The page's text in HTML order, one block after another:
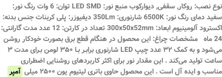
نوع نصب: روکار, سقفی, دیوارکوب منبع نور: LED SMD توان: 6 وات رنگ نور:
سفید دمای رنگ نور: 6500K شارنوری: 350Lm دیفیوزر: پلی کربنات جنس بدنه:
اکسترود آلومینیوم ابعاد: 300x50x52mm تعداد در کارتن: 12 عدد مدت گارانتی:
24 ماه مشخصات چراغ: این محصول در هنگام قطع برق بصورت خودکار روشن
می‌شود و به کمک ۳۲ عدد چیپ LED شارنوری برابـر بـا ۳۵۰ لومن بـرای مدت ۳
ساعت تولید می‌کند . این مقدار نور برای اکثر کاربردهای روشنایی اضطراری
مناسب و ایده آل است . این محصول حاوی باتری لیتیوم یون ۲۵۰۰ میلی
آمپر